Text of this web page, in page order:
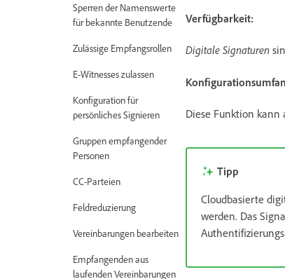
Sperren der Namenswerte
für bekannte Benutzende
Zulässige Empfangsrollen
E-Witnesses zulassen
Konfiguration für
persönliches Signieren
Gruppen empfangender
Personen
CC-Parteien
Feldreduzierung
Vereinbarungen bearbeiten
Empfangenden aus
laufenden Vereinbarungen
Verfügbarkeit:
Digitale Signaturen
Diese Funktion kann
Tipp
Cloudbasierte
werden. Das